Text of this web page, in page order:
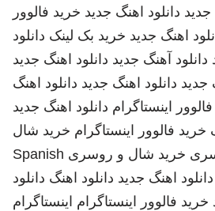
جدید دانلود اهنگ جدید خرید فالوور
اهنگ جدید خرید بک لینک دانلود
دانلود آهنگ جدید دانلود اهنگ جدید
جدید دانلود اهنگ جدید دانلود اهنگ
اینستاگرام دانلود اهنگ جدید
خرید فالوور اینستاگرام خرید شال
خرید شال و روسری Spanish
دانلود اهنگ جدید دانلود اهنگ دانلود
خرید فالوور اینستاگرام اینستاگرام